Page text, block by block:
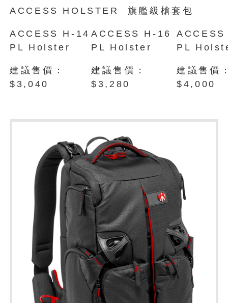
ACCESS HOLSTER 旗艦級槍套包
ACCESS H-14
PL Holster
建議售價：
$3,040
ACCESS H-16
PL Holster
建議售價：
$3,280
PL
建議售價
$4,000